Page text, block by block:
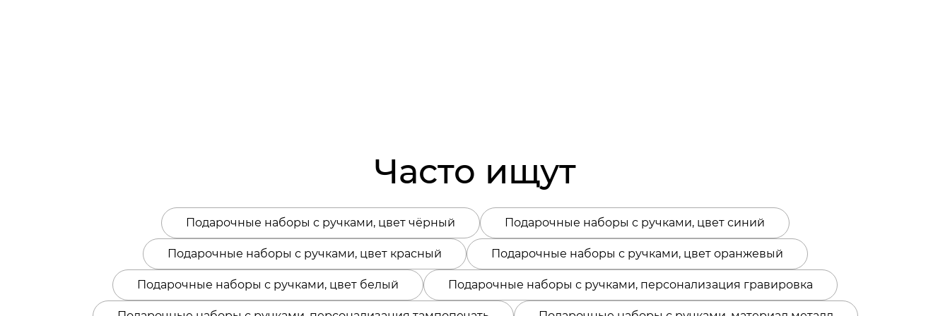
Часто ищут
Подарочные наборы с ручками, цвет чёрный Подарочные наборы с ручками, цвет синий
Подарочные наборы с ручками, цвет красный Подарочные наборы с ручками, цвет оранжевый
Подарочные наборы с ручками, цвет белый Подарочные наборы с ручками, персонализация гравировка